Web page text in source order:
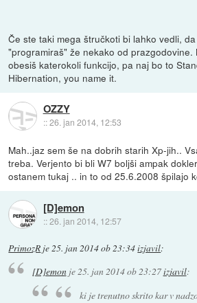
Če ste taki mega štručkoti bi lahko vedli,
"programiraš" že nekako od prazgodovine.
obesiš katerokoli funkcijo, pa naj bo to
Hibernation, you name it.
OZZY
::26. jan 2014, 12:53
Mah..jaz sem še na dobrih starih Xp-jih..
treba. Verjento bi bli W7 boljši ampak
ostanem tukaj .. in to od 25.6.2008 špilajo
[D]emon
::26. jan 2014, 12:57
PrimozR je25. jan 2014 ob 23:34izjavil:
[D]emonje 25. jan 2014 ob 23:27izjavil:
ki je trenutno skrito kar v